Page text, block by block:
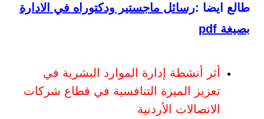
طالع ايضا :رسائل ماجستير ودكتوراه في الادارة
بصيغة pdf
أثر أنشطة إدارة الموارد البشرية في
تعزيز الميزة التنافسية في قطاع شركات
الاتصالات الأردنية